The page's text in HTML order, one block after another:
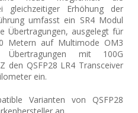
Erhöhung der
umfasst ein SR4 Modul
Übertragungen, ausgelegt für
Metern auf Multimode OM3
Übertragungen mit 100G
den QSFP28 LR4 Transceiver
ein.
Varianten von QSFP28